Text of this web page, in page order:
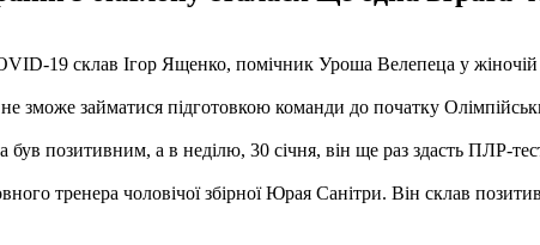
19 склав Ігор Ященко, помічник Уроша Велепеца у жіночій
зможе займатися підготовкою команди до початку
був позитивним, а в неділю, 30 січня, він ще раз здасть ПЛР-
тренера чоловічої збірної Юрая Санітри. Він склав